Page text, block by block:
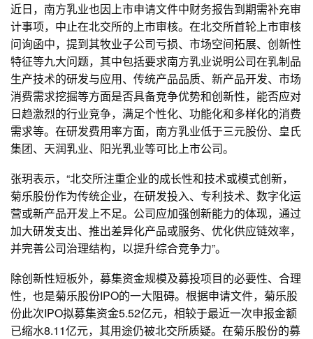
近日，南方乳业也因上市申请文件中财务报告到期需补充审
计事项，中止在北交所的上市审核。在北交所首轮上市审核
问询函中，提到其牧业子公司亏损、市场空间拓展、创新性
特征等九大问题，其中包括要求南方乳业说明公司在乳制品
生产技术的研发与应用、传统产品品质、新产品开发、市场
消费需求挖掘等方面是否具备竞争优势和创新性，能否应对
日趋激烈的行业竞争，满足个性化、功能化和多样化的消费
需求等。在研发费用率方面，南方乳业低于三元股份、皇氏
集团、天润乳业、阳光乳业等可比上市公司。
张玥表示，“北交所注重企业的成长性和技术或模式创新，
菊乐股份作为传统企业，在研发投入、专利技术、数字化运
营或新产品开发上不足。公司应加强创新能力的体现，通过
加大研发支出、推出差异化产品或服务、优化供应链效率，
并完善公司治理结构，以提升综合竞争力”。
除创新性短板外，募集资金规模及募投项目的必要性、合理
性，也是菊乐股份IPO的一大阻碍。根据申请文件，菊乐股
份此次IPO拟募集资金5.52亿元，相较于最近一次申报金额
已缩水8.11亿元，其用途仍被北交所质疑。在菊乐股份的募